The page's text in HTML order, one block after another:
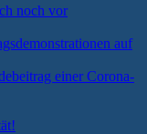
noch vor
auf
einer Corona-